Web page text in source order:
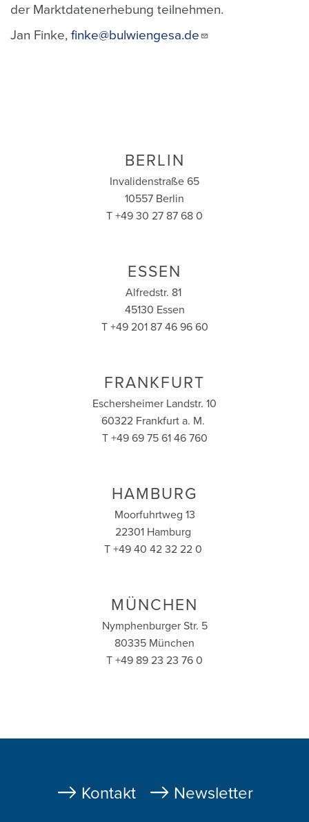
der Marktdatenerhebung teilnehmen.
Jan Finke, finke@bulwiengesa.de
BERLIN
Invalidenstraße 65
10557 Berlin
T +49 30 27 87 68 0
ESSEN
Alfredstr. 81
45130 Essen
T +49 201 87 46 96 60
FRANKFURT
Eschersheimer Landstr. 10
60322 Frankfurt a. M.
T +49 69 75 61 46 760
HAMBURG
Moorfuhrtweg 13
22301 Hamburg
T +49 40 42 32 22 0
MÜNCHEN
Nymphenburger Str. 5
80335 München
T +49 89 23 23 76 0
Fußzeile
Kontakt Newsletter